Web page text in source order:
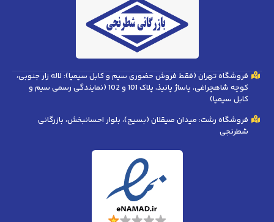
فروشگاه تهران (فقط فروش حضوری سیم و کابل سیمیا): لاله زار جنوبی،
کوچه شاهچراغی، پاساژ پانیذ، پلاک 101 و 102 (نمایندگی رسمی سیم و
کابل سیمیا)
فروشگاه رشت: میدان صیقلان (بسیج)، بلوار احسانبخش، بازرگانی
شطرنجی